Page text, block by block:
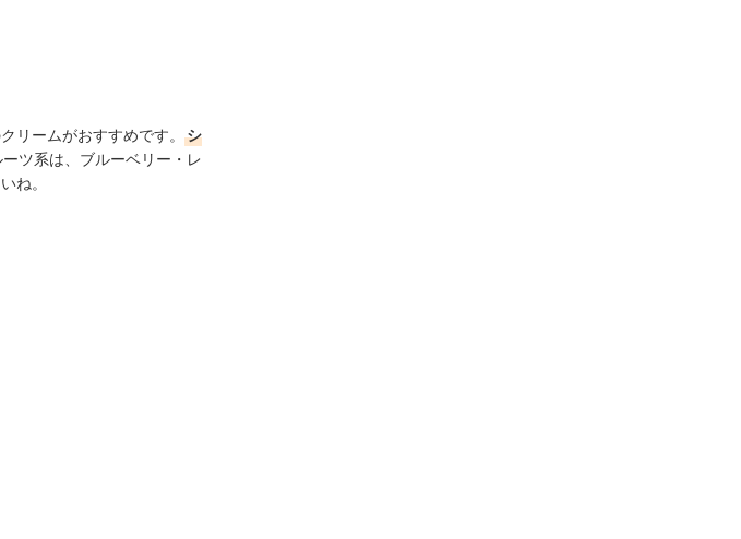
リームがおすすめです。
シ
ツ系は、ブルーベリー・レ
ね。